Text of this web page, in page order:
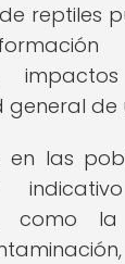
reptiles
general de
en las
como